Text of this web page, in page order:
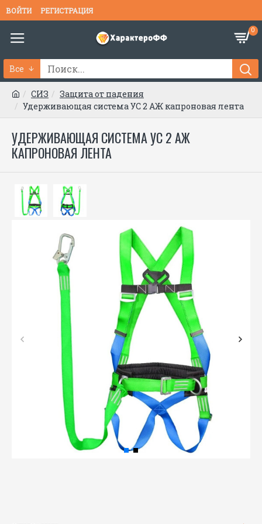
ВОЙТИ РЕГИСТРАЦИЯ
0
Все
СИЗ
Защита от падения
Удерживающая система УС 2 АЖ капроновая лента
УДЕРЖИВАЮЩАЯ СИСТЕМА УС 2 АЖ
КАПРОНОВАЯ ЛЕНТА